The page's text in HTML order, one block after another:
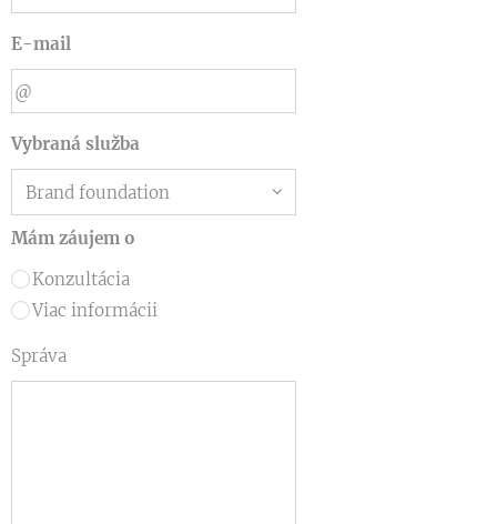
E-mail
Vybraná služba
Mám záujem o
Konzultácia
Viac informácii
Správa